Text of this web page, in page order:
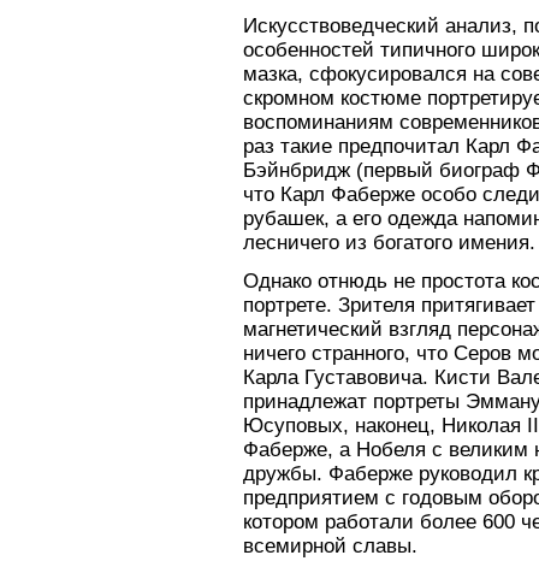
Искусствоведческий анализ,
особенностей типичного
мазка, сфокусировался на
скромном костюме
воспоминаниям
раз такие предпочитал Карл
Бэйнбридж (первый биограф
что Карл Фаберже особо
рубашек, а его одежда
лесничего из богатого имения.
Однако отнюдь не простота
портрете. Зрителя
магнетический взгляд
ничего странного, что Серов
Карла Густавовича. Кисти
принадлежат портреты
Юсуповых, наконец, Николая
Фаберже, а Нобеля с
дружбы. Фаберже руководил
предприятием с годовым
котором работали более 600
всемирной славы.